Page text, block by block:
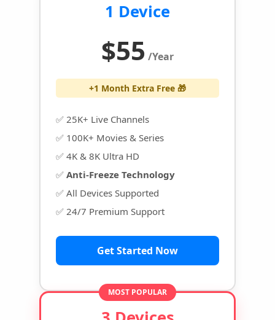
1 Device
$55 /Year
+1 Month Extra Free 🎁
✅ 25K+ Live Channels
✅ 100K+ Movies & Series
✅ 4K & 8K Ultra HD
✅ Anti-Freeze Technology
✅ All Devices Supported
✅ 24/7 Premium Support
Get Started Now
MOST POPULAR